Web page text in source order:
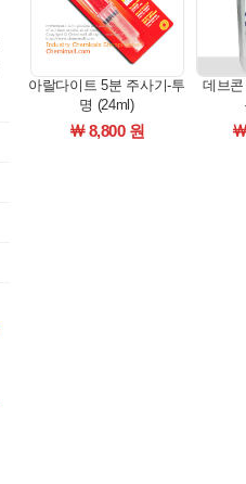
아랄다이트 5분 주사기-투
명 (24ml)
￦ 8,800 원
데브콘